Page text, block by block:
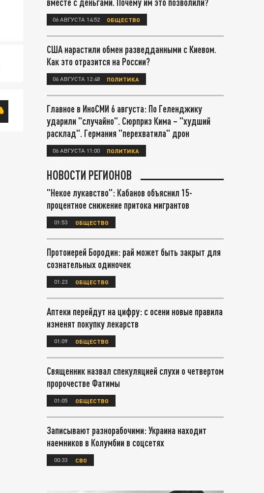
06 АВГУСТА 14:52 ОБЩЕСТВО
США нарастили обмен разведданными с Киевом.
Как это отразится на России?
06 АВГУСТА 12:48 ПОЛИТИКА
Главное в ИноСМИ 6 августа: По Геленджику
ударили "случайно". Сюрприз Кима – "худший
расклад". Германия "перехватила" дрон
06 АВГУСТА 11:00 ПОЛИТИКА
НОВОСТИ РЕГИОНОВ
"Некое лукавство": Кабанов объяснил 15-
процентное снижение притока мигрантов
01:53 ОБЩЕСТВО
Протоиерей Бородин: рай может быть закрыт для
сознательных одиночек
01:23 ОБЩЕСТВО
Аптеки перейдут на цифру: с осени новые правила
изменят покупку лекарств
01:09 ОБЩЕСТВО
Священник назвал спекуляцией слухи о четвертом
пророчестве Фатимы
01:05 ОБЩЕСТВО
Записывают разнорабочими: Украина находит
наемников в Колумбии в соцсетях
00:33 СВО